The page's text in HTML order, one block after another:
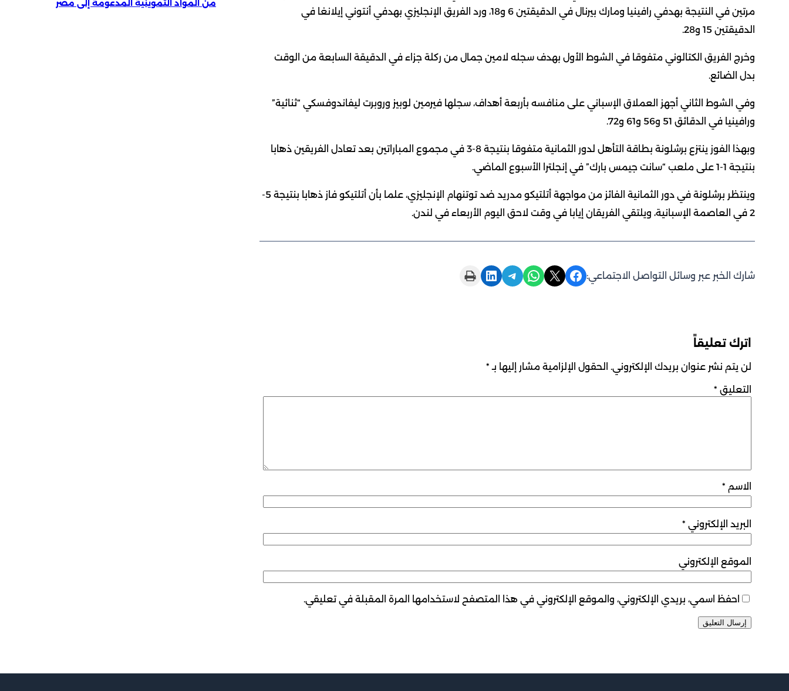
مرتين في النتيجة بهدفي رافينيا ومارك بيرنال في الدقيقتين 6 و18، ورد الفريق الإنجليزي بهدفي أنتوني إيلانغا في
الدقيقتين 15 و28.
وخرج الفريق الكتالوني متفوقا في الشوط الأول بهدف سجله لامين جمال من ركلة جزاء في الدقيقة السابعة من الوقت
بدل الضائع.
وفي الشوط الثاني أجهز العملاق الإسباني على منافسه بأربعة أهداف، سجلها فيرمين لوبيز وروبرت ليفاندوفسكي “ثنائية”
ورافينيا في الدقائق 51 و56 و61 و72.
وبهذا الفوز ينتزع برشلونة بطاقة التأهل لدور الثمانية متفوقا بنتيجة 8-3 في مجموع المباراتين بعد تعادل الفريقين ذهابا
بنتيجة 1-1 على ملعب “سانت جيمس بارك” في إنجلترا الأسبوع الماضي.
وينتظر برشلونة في دور الثمانية الفائز من مواجهة أتلتيكو مدريد ضد توتنهام الإنجليزي، علما بأن أتلتيكو فاز ذهابا بنتيجة 5-
2 في العاصمة الإسبانية، ويلتقي الفريقان إيابا في وقت لاحق اليوم الأربعاء في لندن.
شارك الخبر عبر وسائل التواصل الاجتماعي: Share on Facebook
Share on X
Share on WhatsApp
Share on Telegram
Share on LinkedIn
Print this Page
اترك تعليقاً
لن يتم نشر عنوان بريدك الإلكتروني. الحقول الإلزامية مشار إليها بـ *
التعليق *
الاسم *
البريد الإلكتروني *
الموقع الإلكتروني
احفظ اسمي، بريدي الإلكتروني، والموقع الإلكتروني في هذا المتصفح لاستخدامها المرة المقبلة في تعليقي.
من المواد التموينية المدعومة إلى مصر